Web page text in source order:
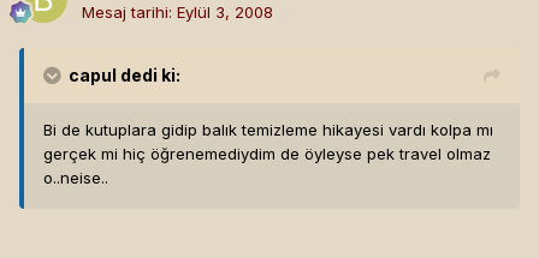
Mesaj tarihi: Eylül 3, 2008
capul dedi ki:
Bi de kutuplara gidip balık temizleme hikayesi vardı kolpa mı
gerçek mi hiç öğrenemediydim de öyleyse pek travel olmaz
o..neise..